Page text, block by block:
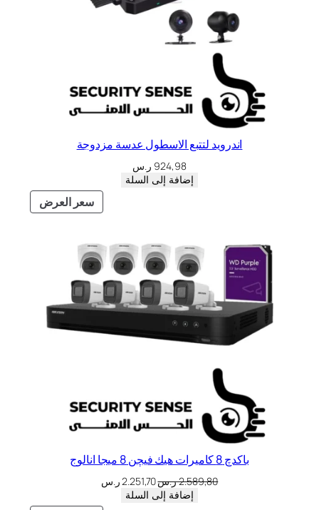
اندرويد لتتبع الاسطول عدسة مزدوجة
924,98 ر.س
إضافة إلى السلة
سعر العرض
باكدچ 8 كاميرات هيك فيچن 8 ميجا انالوج
2.589,80ر.س2.251,70ر.س
إضافة إلى السلة